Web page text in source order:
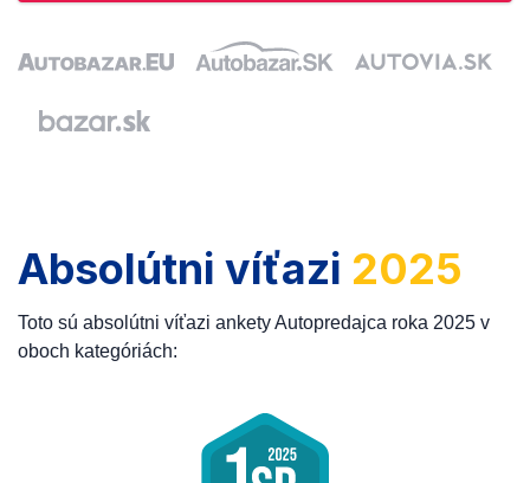
Absolútni víťazi 2025
Toto sú absolútni víťazi ankety Autopredajca roka 2025 v
oboch kategóriách: